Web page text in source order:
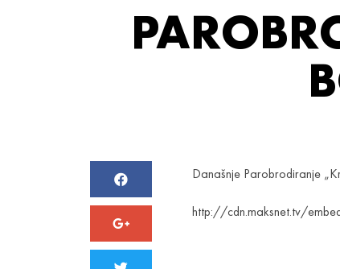
Današnje Parobrodiranje
http://cdn.maksnet.tv/